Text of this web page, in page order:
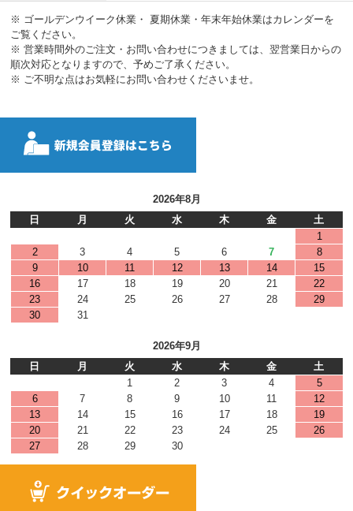
※ ゴールデンウイーク休業・ 夏期休業・年末年始休業はカレンダーを
ご覧ください。
※ 営業時間外のご注文・お問い合わせにつきましては、翌営業日からの
順次対応となりますので、予めご了承ください。
※ ご不明な点はお気軽にお問い合わせくださいませ。
2026年8月
日
月 火 水 木 金
土
1
2
3 4 5 6 7
8
9
10 11 12 13 14
15
16
17 18 19 20 21
22
23
24 25 26 27 28
29
30
31
2026年9月
日
月 火 水 木 金
土
1
2 3 4
5
6
7 8 9 10 11
12
13
14 15 16 17 18
19
20
21 22 23 24 25
26
27
28 29 30